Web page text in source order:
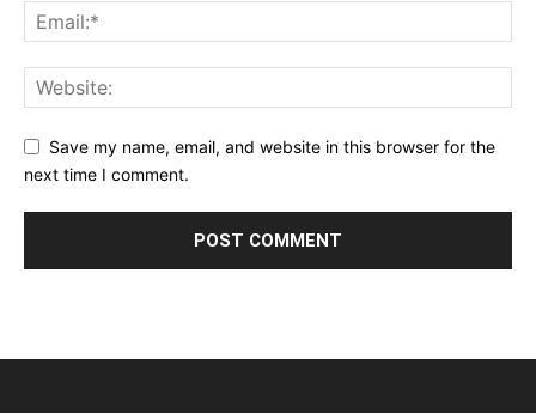
Save my name, email, and website in this browser for the
next time I comment.